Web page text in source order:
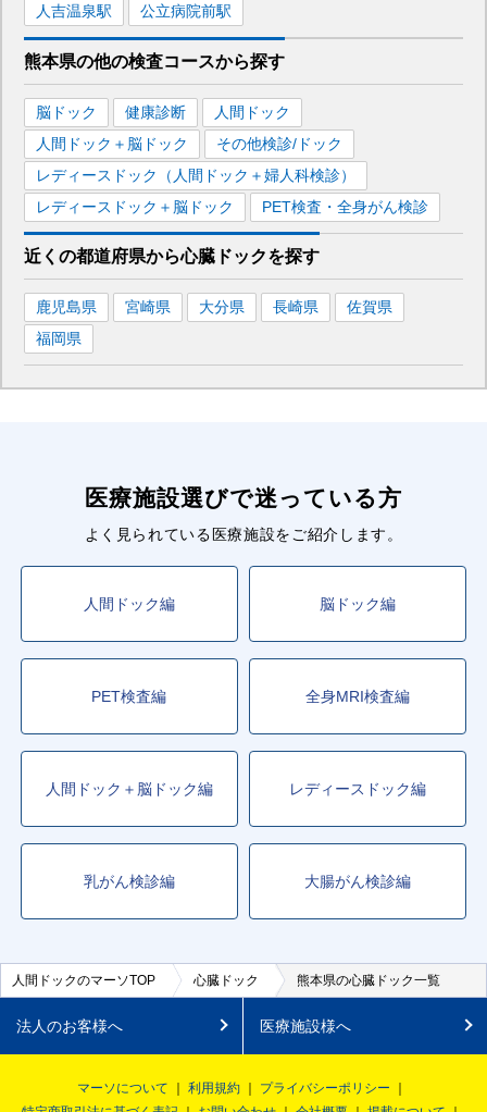
人吉温泉駅 公立病院前駅
熊本県の他の検査コースから探す
脳ドック 健康診断
人間ドック
人間ドック＋脳ドック
その他検診/ドック
レディースドック（人間ドック＋婦人科検診）
レディースドック＋脳ドック
PET検査・全身がん検診
近くの都道府県から心臓ドックを探す
鹿児島県 宮崎県 大分県 長崎県
佐賀県
福岡県
医療施設選びで迷っている方
よく見られている医療施設をご紹介します。
人間ドック編 脳ドック編
PET検査編 全身MRI検査編
人間ドック＋脳ドック編 レディースドック編
乳がん検診編 大腸がん検診編
人間ドックのマーソTOP 心臓ドック 熊本県の心臓ドック一覧
法人のお客様へ 医療施設様へ
マーソについて 利用規約
プライバシーポリシー